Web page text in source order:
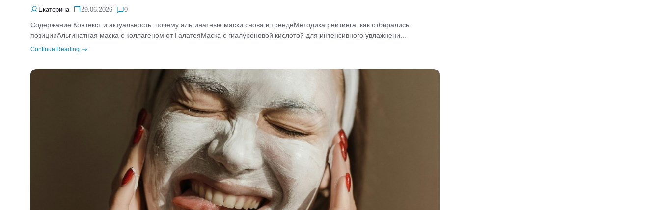
Екатерина 29.06.2026 0
Содержание:Контекст и актуальность: почему альгинатные маски снова в трендеМетодика рейтинга: как отбирались
позицииАльгинатная маска с коллагеном от ГалатеяМаска с гиалуроновой кислотой для интенсивного увлажнени...
Continue Reading